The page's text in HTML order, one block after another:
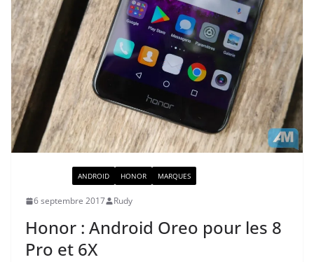
ANDROID HONOR MARQUES
6 septembre 2017 Rudy
Honor : Android Oreo pour les 8
Pro et 6X